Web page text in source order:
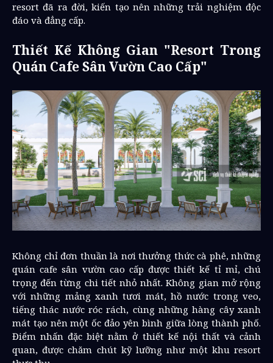
resort đã ra đời, kiến tạo nên những trải nghiệm độc
đáo và đẳng cấp.
Thiết Kế Không Gian "Resort Trong
Quán Cafe Sân Vườn Cao Cấp"
Không chỉ đơn thuần là nơi thưởng thức cà phê, những
quán cafe sân vườn cao cấp được thiết kế tỉ mỉ, chú
trọng đến từng chi tiết nhỏ nhất. Không gian mở rộng
với những mảng xanh tươi mát, hồ nước trong veo,
tiếng thác nước róc rách, cùng những hàng cây xanh
mát tạo nên một ốc đảo yên bình giữa lòng thành phố.
Điểm nhấn đặc biệt nằm ở thiết kế nội thất và cảnh
quan, được chăm chút kỹ lưỡng như một khu resort